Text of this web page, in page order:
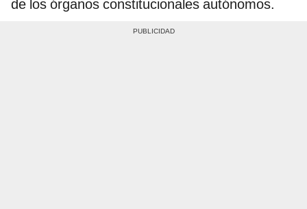
de los órganos constitucionales autónomos.